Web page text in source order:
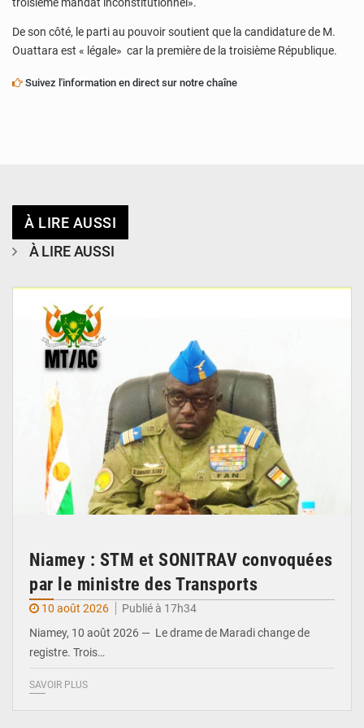
De son côté, le parti au pouvoir soutient que la candidature de M.
Ouattara est « légale» car la première de la troisième République.
Suivez l'information en direct sur notre chaîne
À LIRE AUSSI
À LIRE AUSSI
Niamey : STM et SONITRAV convoquées
par le ministre des Transports
10 août 2026
Publié à 17h34
Niamey, 10 août 2026 — Le drame de Maradi change de
registre. Trois…
SAVOIR PLUS